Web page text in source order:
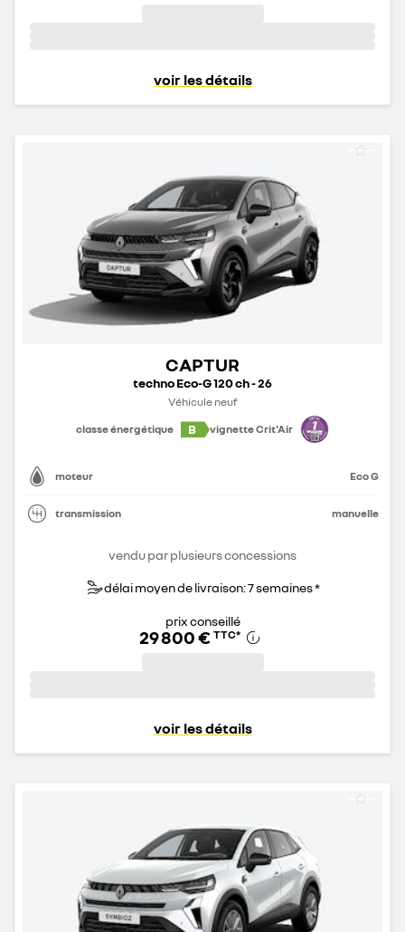
voir les détails
CAPTUR
techno Eco-G 120 ch - 26
Véhicule neuf
classe énergétique
B vignette Crit'Air
moteur Eco G
transmission manuelle
vendu par plusieurs concessions
délai moyen de livraison: 7 semaines *
prix conseillé
29 800 € TTC*
voir les détails